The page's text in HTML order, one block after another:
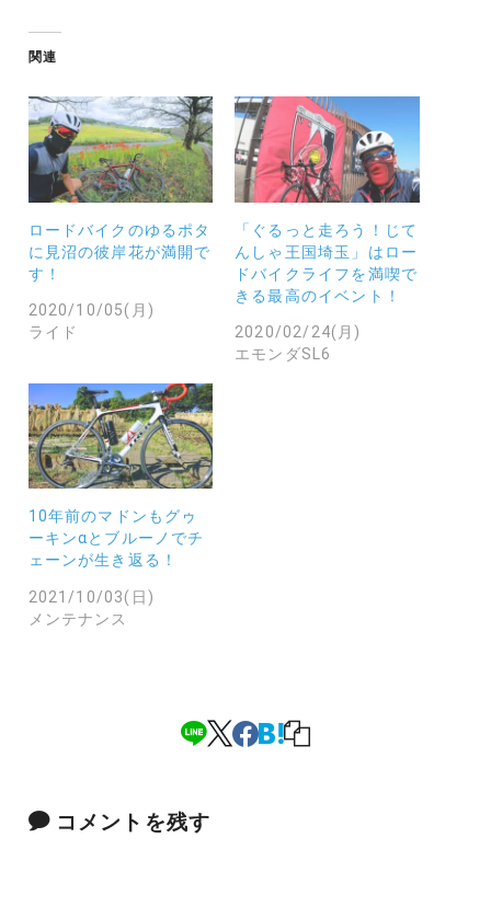
中…
関連
ロードバイクのゆるポタ
に見沼の彼岸花が満開で
す！
2020/10/05(月)
ライド
「ぐるっと走ろう！じて
んしゃ王国埼玉」はロー
ドバイクライフを満喫で
きる最高のイベント！
2020/02/24(月)
エモンダSL6
10年前のマドンもグゥ
ーキンαとブルーノでチ
ェーンが生き返る！
2021/10/03(日)
メンテナンス
コメントを残す